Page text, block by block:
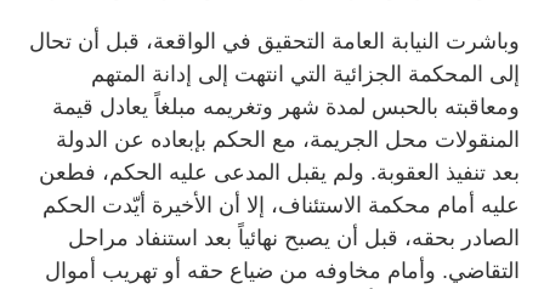
وباشرت النيابة العامة التحقيق في الواقعة، قبل أن تحال
إلى المحكمة الجزائية التي انتهت إلى إدانة المتهم
ومعاقبته بالحبس لمدة شهر وتغريمه مبلغاً يعادل قيمة
المنقولات محل الجريمة، مع الحكم بإبعاده عن الدولة
بعد تنفيذ العقوبة. ولم يقبل المدعى عليه الحكم، فطعن
عليه أمام محكمة الاستئناف، إلا أن الأخيرة أيّدت الحكم
الصادر بحقه، قبل أن يصبح نهائياً بعد استنفاد مراحل
التقاضي. وأمام مخاوفه من ضياع حقه أو تهريب أموال